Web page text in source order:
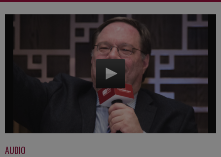
AUDIO